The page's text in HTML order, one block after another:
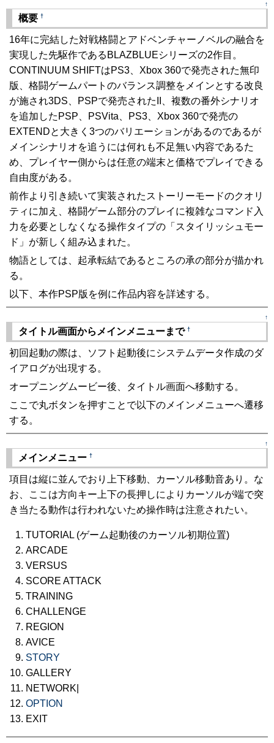
↑
概要 †
16年に完結した対戦格闘とアドベンチャーノベルの融合を
実現した先駆作であるBLAZBLUEシリーズの2作目。
CONTINUUM SHIFTはPS3、Xbox 360で発売された無印
版、格闘ゲームパートのバランス調整をメインとする改良
が施され3DS、PSPで発売されたII、複数の番外シナリオ
を追加したPSP、PSVita、PS3、Xbox 360で発売の
EXTENDと大きく3つのバリエーションがあるのであるが
メインシナリオを追うには何れも不足無い内容であるた
め、プレイヤー側からは任意の端末と価格でプレイできる
自由度がある。
前作より引き続いて実装されたストーリーモードのクオリ
ティに加え、格闘ゲーム部分のプレイに複雑なコマンド入
力を必要としなくなる操作タイプの「スタイリッシュモー
ド」が新しく組み込まれた。
物語としては、起承転結であるところの承の部分が描かれ
る。
以下、本作PSP版を例に作品内容を詳述する。
↑
タイトル画面からメインメニューまで †
初回起動の際は、ソフト起動後にシステムデータ作成のダ
イアログが出現する。
オープニングムービー後、タイトル画面へ移動する。
ここで丸ボタンを押すことで以下のメインメニューへ遷移
する。
↑
メインメニュー †
項目は縦に並んでおり上下移動、カーソル移動音あり。な
お、ここは方向キー上下の長押しによりカーソルが端で突
き当たる動作は行われないため操作時は注意されたい。
TUTORIAL (ゲーム起動後のカーソル初期位置)
ARCADE
VERSUS
SCORE ATTACK
TRAINING
CHALLENGE
REGION
AVICE
STORY
GALLERY
NETWORK|
OPTION
EXIT